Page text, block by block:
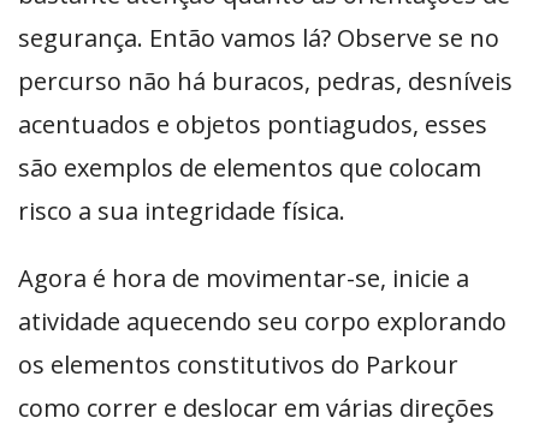
segurança. Então vamos lá? Observe se no
percurso não há buracos, pedras, desníveis
acentuados e objetos pontiagudos, esses
são exemplos de elementos que colocam
risco a sua integridade física.
Agora é hora de movimentar-se, inicie a
atividade aquecendo seu corpo explorando
os elementos constitutivos do Parkour
como correr e deslocar em várias direções